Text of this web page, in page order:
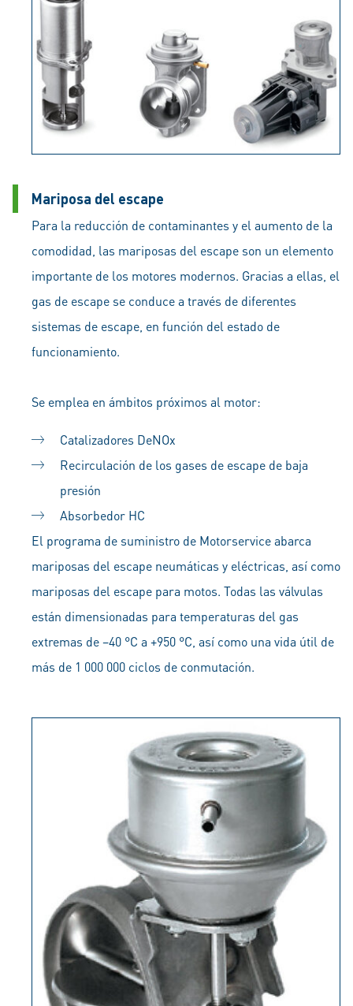
Mariposa del escape
Para la reducción de contaminantes y el aumento de la
comodidad, las mariposas del escape son un elemento
importante de los motores modernos. Gracias a ellas, el
gas de escape se conduce a través de diferentes
sistemas de escape, en función del estado de
funcionamiento.
Se emplea en ámbitos próximos al motor:
Catalizadores DeNOx
Recirculación de los gases de escape de baja
presión
Absorbedor HC
El programa de suministro de Motorservice abarca
mariposas del escape neumáticas y eléctricas, así como
mariposas del escape para motos. Todas las válvulas
están dimensionadas para temperaturas del gas
extremas de –40 °C a +950 °C, así como una vida útil de
más de 1 000 000 ciclos de conmutación.